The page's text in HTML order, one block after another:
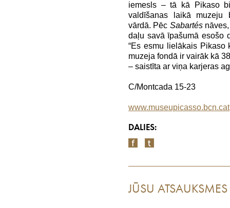
iemesls – tā kā Pikaso
valdīšanas laikā muzeju
vārdā. Pēc Sabartésnāves,
daļu savā īpašumā esošo
“Es esmu lielākais Pikaso
muzeja fondā ir vairāk kā
– saistīta ar viņa karjeras
C/Montcada 15-23
www.museupicasso.bcn.cat
DALIES:
JŪSU ATSAUKSMES